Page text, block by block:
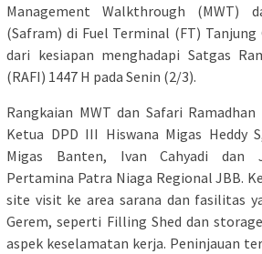
Management Walkthrough (MWT)
(Safram) di Fuel Terminal (FT) Tanjung
dari kesiapan menghadapi Satgas
(RAFI) 1447 H pada Senin (2/3).
Rangkaian MWT dan Safari
Ketua DPD III Hiswana Migas Heddy
Migas Banten, Ivan Cahyadi dan
Pertamina Patra Niaga Regional JBB.
site visit ke area sarana dan fasilitas
Gerem, seperti Filling Shed dan
aspek keselamatan kerja. Peninjauan